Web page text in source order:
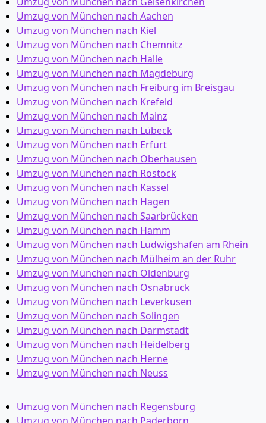
Umzug von München nach Aachen
Umzug von München nach Kiel
Umzug von München nach Chemnitz
Umzug von München nach Halle
Umzug von München nach Magdeburg
Umzug von München nach Freiburg im Breisgau
Umzug von München nach Krefeld
Umzug von München nach Mainz
Umzug von München nach Lübeck
Umzug von München nach Erfurt
Umzug von München nach Oberhausen
Umzug von München nach Rostock
Umzug von München nach Kassel
Umzug von München nach Hagen
Umzug von München nach Saarbrücken
Umzug von München nach Hamm
Umzug von München nach Ludwigshafen am Rhein
Umzug von München nach Mülheim an der Ruhr
Umzug von München nach Oldenburg
Umzug von München nach Osnabrück
Umzug von München nach Leverkusen
Umzug von München nach Solingen
Umzug von München nach Darmstadt
Umzug von München nach Heidelberg
Umzug von München nach Herne
Umzug von München nach Neuss
Umzug von München nach Regensburg